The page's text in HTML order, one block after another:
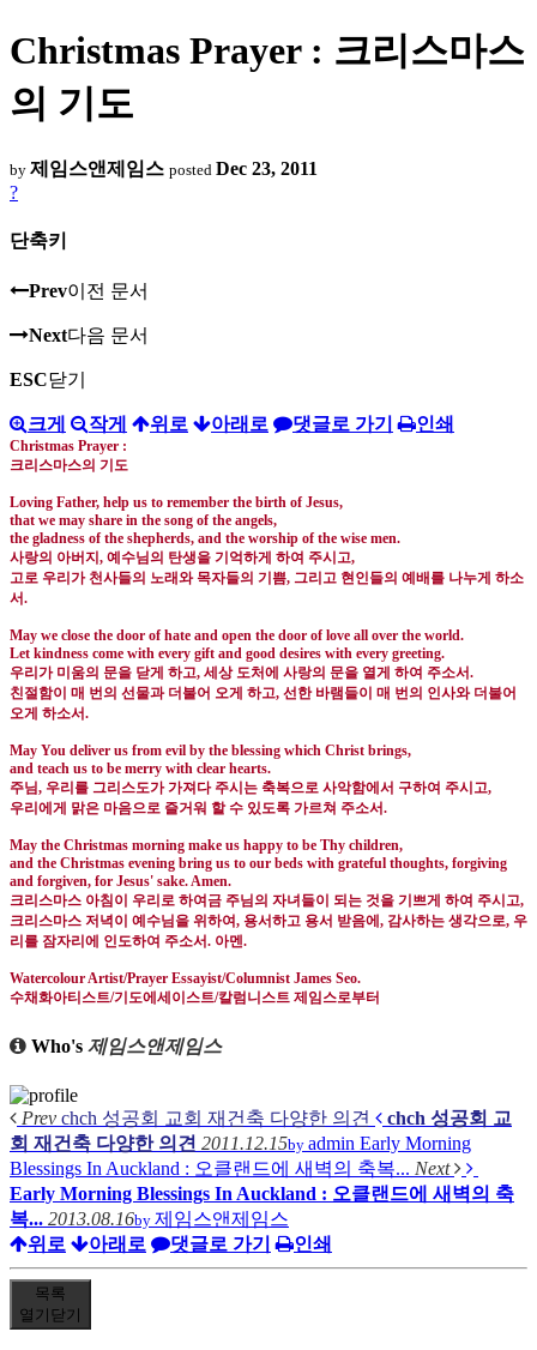
Christmas Prayer : 크리스마스
의 기도
by 제임스앤제임스 posted Dec 23, 2011
?
단축키
Prev이전 문서
Next다음 문서
ESC닫기
크게 작게 위로 아래로 댓글로 가기 인쇄
Christmas Prayer :
크리스마스의 기도
Loving Father, help us to remember the birth of Jesus,
that we may share in the song of the angels,
the gladness of the shepherds, and the worship of the wise men.
사랑의 아버지 , 예수님의 탄생을 기억하게 하여 주시고,
고로 우리가 천사들의 노래와 목자들의 기쁨, 그리고 현인들의 예배를 나누게 하소
서.
May we close the door of hate and open the door of love all over the world.
Let kindness come with every gift and good desires with every greeting.
우리가 미움의 문을 닫게 하고, 세상 도처에 사랑의 문을 열게 하여 주소서.
친절함이 매 번의 선물과 더불어 오게 하고, 선한 바램들이 매 번의 인사와 더불어
오게 하소서.
May You deliver us from evil by the blessing which Christ brings,
and teach us to be merry with clear hearts.
주님, 우리를 그리스도가 가져다 주시는 축복으로 사악함에서 구하여 주시고,
우리에게 맑은 마음으로 즐거워 할 수 있도록 가르쳐 주소서.
May the Christmas morning make us happy to be Thy children,
and the Christmas evening bring us to our beds with grateful thoughts, forgiving
and forgiven, for Jesus' sake. Amen.
크리스마스 아침이 우리로 하여금 주님의 자녀들이 되는 것을 기쁘게 하여 주시고,
크리스마스 저녁이 예수님을 위하여, 용서하고 용서 받음에 , 감사하는 생각으로, 우
리를 잠자리에 인도하여 주소서. 아멘.
Watercolour Artist/Prayer Essayist/Columnist James Seo.
수채화아티스트/기도에세이스트/칼럼니스트 제임스로부터
Who's 제임스앤제임스
Prev chch 성공회 교회 재건축 다양한 의견
chch 성공회 교
회 재건축 다양한 의견 2011.12.15by admin Early Morning
Blessings In Auckland : 오클랜드에 새벽의 축복... Next
Early Morning Blessings In Auckland : 오클랜드에 새벽의 축
복... 2013.08.16by 제임스앤제임스
위로
아래로 댓글로 가기 인쇄
목록
열기 닫기